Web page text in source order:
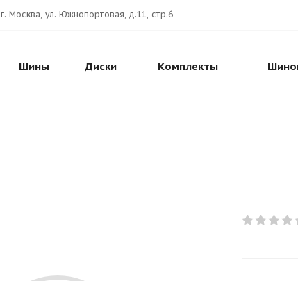
г. Москва, ул. Южнопортовая, д.11, стр.6
Шины Диски Комплекты